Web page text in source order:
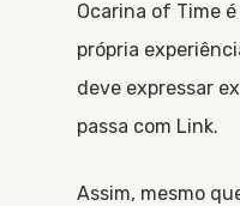
Ocarina of Time
própria
deve expressar
passa com Link.
Assim, mesmo